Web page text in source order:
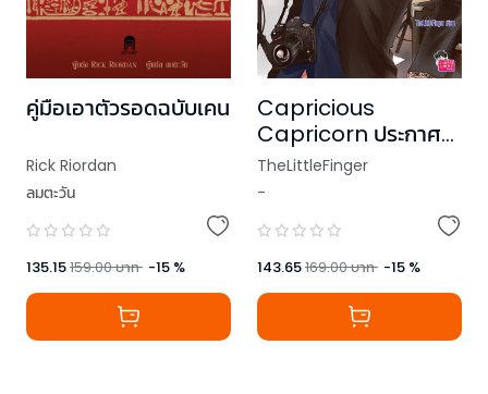
คู่มือเอาตัวรอดฉบับเคน
Rick Riordan
ลมตะวัน
135.15159.00บาท -15 %
Capricious
Capricorn ประกาศ
รักร้ายละลายหัวใจ ชุด
Prince of Zodiac
TheLittleFinger
-
143.65169.00บาท -15 %